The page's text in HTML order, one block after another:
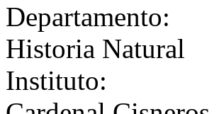
Departamento:
Historia Natural
Instituto: